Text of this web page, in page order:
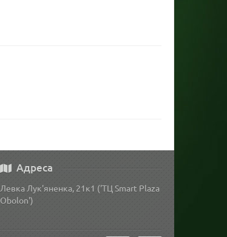
Адреса
Левка Лук'яненка, 21к1 ('ТЦ Smart Plaza
Obolon')